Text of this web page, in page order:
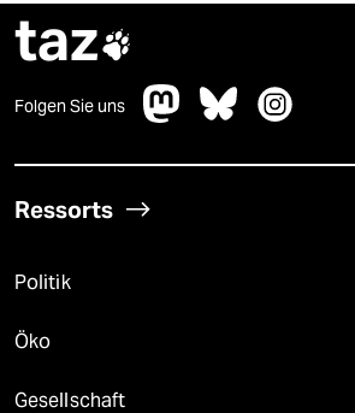
taz
Folgen Sie uns
Ressorts
Politik
Öko
Gesellschaft